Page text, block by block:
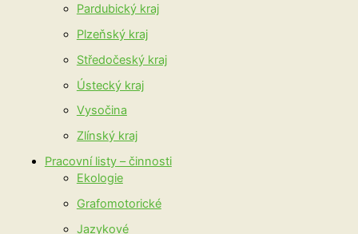
Pardubický kraj
Plzeňský kraj
Středočeský kraj
Ústecký kraj
Vysočina
Zlínský kraj
Pracovní listy – činnosti
Ekologie
Grafomotorické
Jazykové